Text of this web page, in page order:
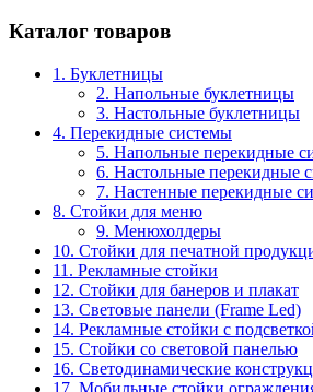
Каталог товаров
1. Буклетницы
2. Напольные буклетницы
3. Настольные буклетницы
4. Перекидные системы
5. Напольные перекидные
6. Настольные перекидные
7. Настенные перекидные
8. Стойки для меню
9. Менюхолдеры
10. Стойки для печатной
11. Рекламные стойки
12. Стойки для банеров и плакат
13. Световые панели (Frame Led)
14. Рекламные стойки с
15. Стойки со световой панелью
16. Светодинамические
17. Мобильные стойки